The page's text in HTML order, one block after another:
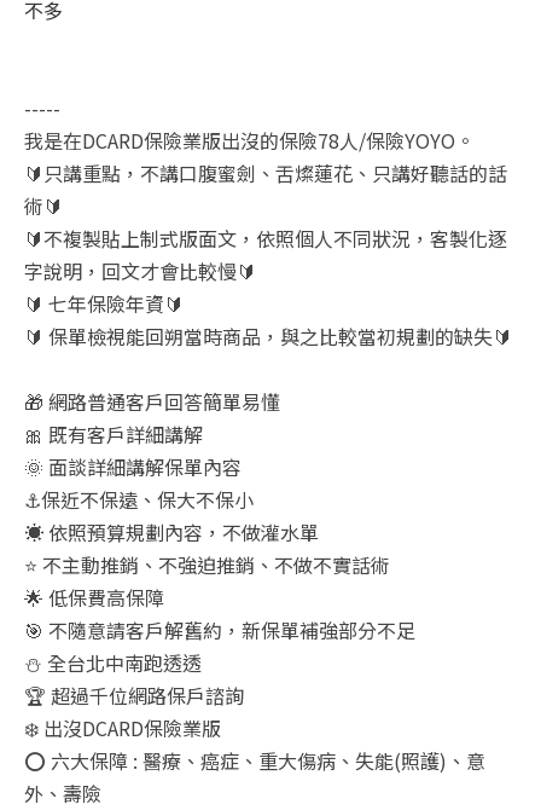
不多
-----
我是在DCARD保險業版出沒的保險78人/保險YOYO。
🔰只講重點，不講口腹蜜劍、舌燦蓮花、只講好聽話的話
術🔰
🔰不複製貼上制式版面文，依照個人不同狀況，客製化逐
字說明，回文才會比較慢🔰
🔰 七年保險年資🔰
🔰 保單檢視能回朔當時商品，與之比較當初規劃的缺失🔰
🎁 網路普通客戶回答簡單易懂
🎀 既有客戶詳細講解
🌞 面談詳細講解保單內容
⚓保近不保遠、保大不保小
☀️ 依照預算規劃內容，不做灌水單
⭐ 不主動推銷、不強迫推銷、不做不實話術
🌟 低保費高保障
🎯 不隨意請客戶解舊約，新保單補強部分不足
⛄ 全台北中南跑透透
🏆 超過千位網路保戶諮詢
❄️ 出沒DCARD保險業版
⭕ 六大保障 : 醫療、癌症、重大傷病、失能(照護)、意
外、壽險